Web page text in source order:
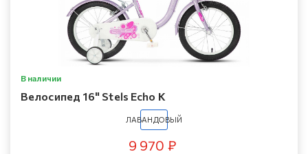
В наличии
Велосипед 16" Stels Echo K
ЛАВАНДОВЫЙ
9 970 ₽